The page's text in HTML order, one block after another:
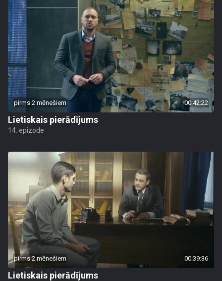
pirms 2 mēnešiem 00:42:22
Lietiskais pierādījums
14. epizode
pirms 2 mēnešiem 00:39:36
Lietiskais pierādījums